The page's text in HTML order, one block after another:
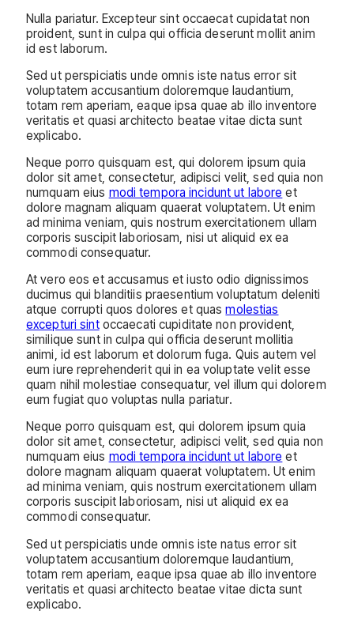
Nulla pariatur. Excepteur sint occaecat cupidatat non
proident, sunt in culpa qui officia deserunt mollit anim
id est laborum.
Sed ut perspiciatis unde omnis iste natus error sit
voluptatem accusantium doloremque laudantium,
totam rem aperiam, eaque ipsa quae ab illo inventore
veritatis et quasi architecto beatae vitae dicta sunt
explicabo.
Neque porro quisquam est, qui dolorem ipsum quia
dolor sit amet, consectetur, adipisci velit, sed quia non
numquam eius modi tempora incidunt ut labore et
dolore magnam aliquam quaerat voluptatem. Ut enim
ad minima veniam, quis nostrum exercitationem ullam
corporis suscipit laboriosam, nisi ut aliquid ex ea
commodi consequatur.
At vero eos et accusamus et iusto odio dignissimos
ducimus qui blanditiis praesentium voluptatum deleniti
atque corrupti quos dolores et quasmolestias
excepturi sintoccaecati cupiditate non provident,
similique sunt in culpa qui officia deserunt mollitia
animi, id est laborum et dolorum fuga. Quis autem vel
eum iure reprehenderit qui in ea voluptate velit esse
quam nihil molestiae consequatur, vel illum qui dolorem
eum fugiat quo voluptas nulla pariatur.
Neque porro quisquam est, qui dolorem ipsum quia
dolor sit amet, consectetur, adipisci velit, sed quia non
numquam eius modi tempora incidunt ut labore et
dolore magnam aliquam quaerat voluptatem. Ut enim
ad minima veniam, quis nostrum exercitationem ullam
corporis suscipit laboriosam, nisi ut aliquid ex ea
commodi consequatur.
Sed ut perspiciatis unde omnis iste natus error sit
voluptatem accusantium doloremque laudantium,
totam rem aperiam, eaque ipsa quae ab illo inventore
veritatis et quasi architecto beatae vitae dicta sunt
explicabo.